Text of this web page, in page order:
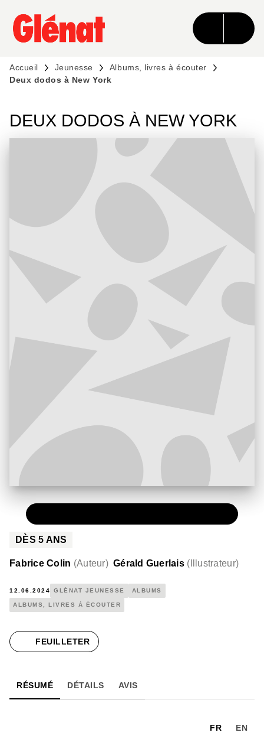
MENU RECHERCHE CONTENU
PIED DE PAGE
Accueil Jeunesse
Albums, livres à écouter
Deux dodos à New York
DEUX DODOS À NEW YORK
DÈS5 ANS
Fabrice Colin (Auteur) Gérald Guerlais ( Illustrateur)
12.06.2024 GLÉNAT JEUNESSE ALBUMS
ALBUMS, LIVRES À ÉCOUTER
FEUILLETER
RÉSUMÉ DÉTAILS AVIS
FR EN